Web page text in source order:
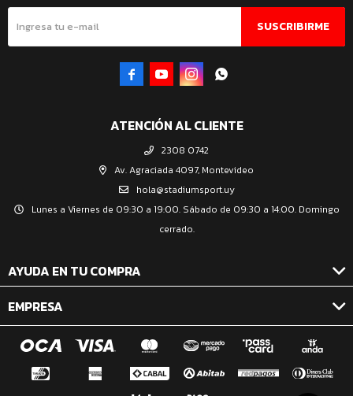
ATENCIÓN AL CLIENTE
2308 0742
Av. Agraciada 4097, Montevideo
hola@stadiumsport.uy
Lunes a Viernes de 09:30 a 19:00. Sábado de 09:30 a 14:00. Domingo
cerrado.
AYUDA EN TU COMPRA
EMPRESA
SUSCRIBIRME
   